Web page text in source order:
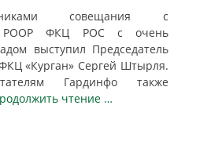
совещания с
РООР ФКЦ РОС с очень
выступил Председатель
«Курган» Сергей Штырля.
Гардинфо также
чтение …